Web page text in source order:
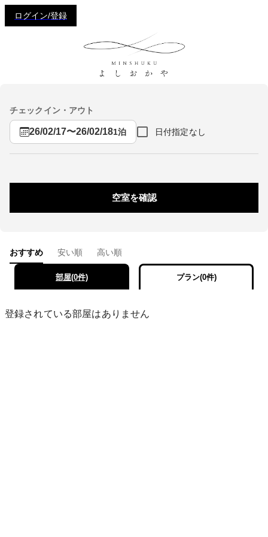
ログイン/登録
チェックイン・アウト
26/02/17〜26/02/181泊 日付指定なし
空室を確認
部屋(0件) プラン(0件)
おすすめ 安い順 高い順
登録されている部屋はありません